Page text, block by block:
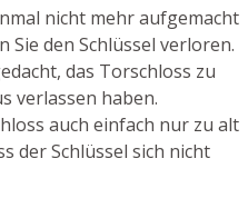
nicht mehr aufgemacht
Sie den Schlüssel verloren.
das Torschloss zu
verlassen haben.
auch einfach nur zu alt
der Schlüssel sich nicht